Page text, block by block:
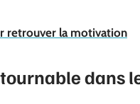
retrouver la motivation
dans